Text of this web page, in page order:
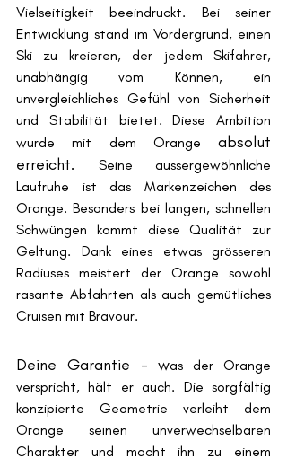
Vielseitigkeit beeindruckt. Bei seiner
Entwicklung stand im Vordergrund, einen
Ski zu kreieren, der jedem Skifahrer,
unabhängig vom Können, ein
unvergleichliches Gefühl von Sicherheit
und Stabilität bietet. Diese Ambition
wurde mit dem Orange absolut
erreicht.
Seine aussergewöhnliche
Laufruhe ist das Markenzeichen des
Orange. Besonders bei langen, schnellen
Schwüngen kommt diese Qualität zur
Geltung. Dank eines etwas grösseren
Radiuses meistert der Orange sowohl
rasante Abfahrten als auch gemütliches
Cruisen mit Bravour.
Deine Garantie - was der Orange
verspricht, hält er auch. Die sorgfältig
konzipierte Geometrie verleiht dem
Orange seinen unverwechselbaren
Charakter und macht ihn zu einem